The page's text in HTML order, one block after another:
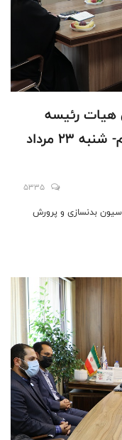
هیات رئیسه
فدراسیون بدنسازی و پرورش اندام- شنبه 23 مرداد
5335
بدنسازی و پرورش